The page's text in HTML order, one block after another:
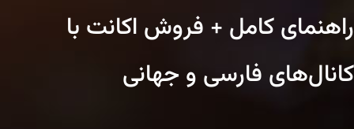
دستگاهراهنمای کامل + فروش اکانت با
کانال‌های فارسی و جهانی